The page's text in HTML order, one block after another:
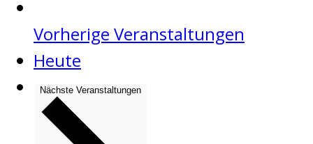
Vorherige Veranstaltungen
Heute
Nächste Veranstaltungen